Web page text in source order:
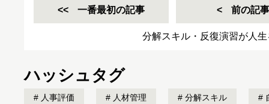
一番最初の記事 前の記事
分解スキル・反復演習が人
ハッシュタグ
人事評価 人材管理 分解スキル